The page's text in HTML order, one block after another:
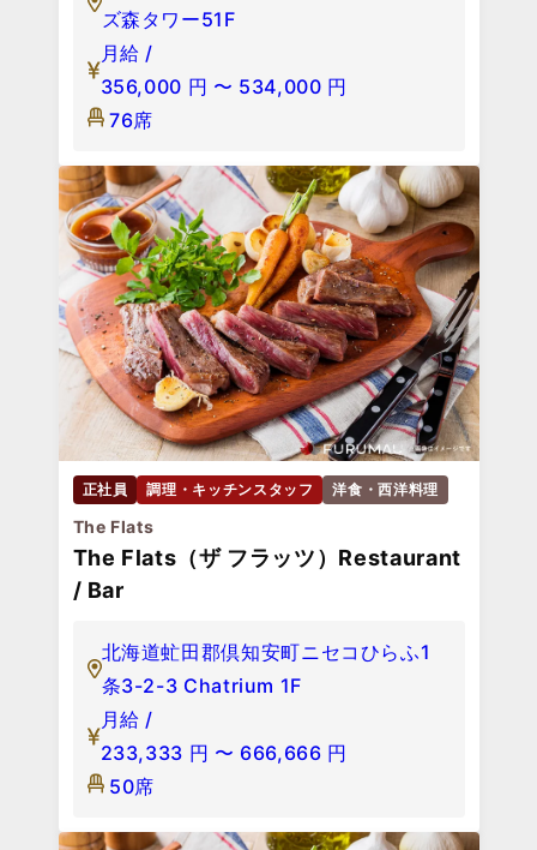
ズ森タワー51F
月給 /
356,000 円 〜 534,000 円
76席
正社員 調理・キッチンスタッフ 洋食・西洋料理
The Flats
The Flats（ザ フラッツ）Restaurant
/ Bar
北海道虻田郡倶知安町ニセコひらふ1
条3-2-3 Chatrium 1F
月給 /
233,333 円 〜 666,666 円
50席